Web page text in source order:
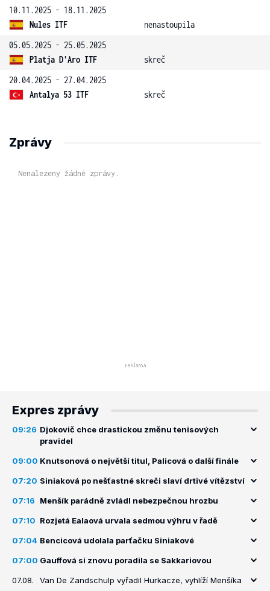
10.11.2025 - 18.11.2025
Nules ITF
nenastoupila
05.05.2025 - 25.05.2025
Platja D'Aro ITF
skreč
20.04.2025 - 27.04.2025
Antalya 53 ITF
skreč
Zprávy
Nenalezeny žádné zprávy.
Expres zprávy
09:26 Djokovič chce drastickou změnu tenisových
pravidel
09:00 Knutsonová o největší titul, Palicová o další finále
07:20 Siniaková po nešťastné skreči slaví drtivé vítězství
07:16 Menšík parádně zvládl nebezpečnou hrozbu
07:10 Rozjetá Ealaová urvala sedmou výhru v řadě
07:04 Bencicová udolala parťačku Siniakové
07:00 Gauffová si znovu poradila se Sakkariovou
07.08. Van De Zandschulp vyřadil Hurkacze, vyhlíží Menšíka